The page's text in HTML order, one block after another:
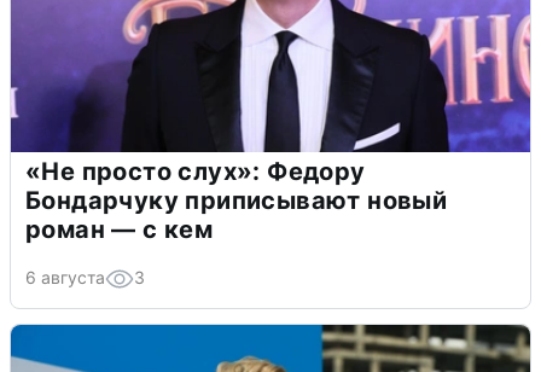
«Не просто слух»: Федору
Бондарчуку приписывают новый
роман — с кем
6 августа 3